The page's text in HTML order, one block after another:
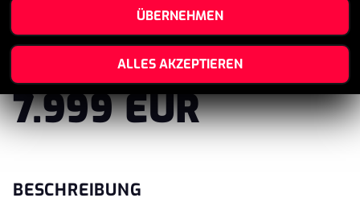
KAWASAKI Z7 HYBRID
7.999 EUR
BESCHREIBUNG
ÜBERNEHMEN
ALLES AKZEPTIEREN